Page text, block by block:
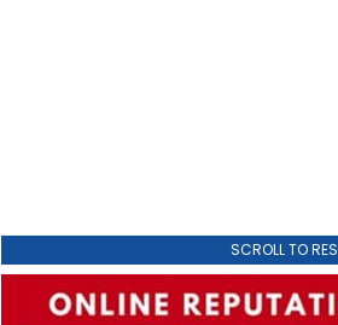
SCROLL TO